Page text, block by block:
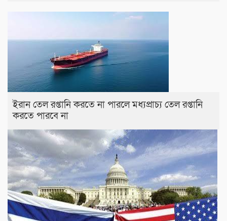
ইরান তেল রপ্তানি করতে না পারলে মধ্যপ্রাচ্য তেল রপ্তানি
করতে পারবে না